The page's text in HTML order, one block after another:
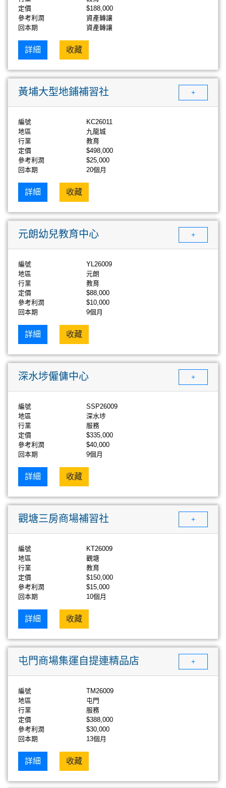
定價
$188,000
參考利潤
資產轉讓
回本期
資產轉讓
詳細 收藏
黃埔大型地鋪補習社 +
編號
KC26011
地區
九龍城
行業
教育
定價
$498,000
參考利潤
$25,000
回本期
20個月
詳細 收藏
元朗幼兒教育中心 +
編號
YL26009
地區
元朗
行業
教育
定價
$88,000
參考利潤
$10,000
回本期
9個月
詳細 收藏
深水埗僱傭中心 +
編號
SSP26009
地區
深水埗
行業
服務
定價
$335,000
參考利潤
$40,000
回本期
9個月
詳細 收藏
觀塘三房商場補習社 +
編號
KT26009
地區
觀塘
行業
教育
定價
$150,000
參考利潤
$15,000
回本期
10個月
詳細 收藏
屯門商場集運自提連精品店 +
編號
TM26009
地區
屯門
行業
服務
定價
$388,000
參考利潤
$30,000
回本期
13個月
詳細 收藏